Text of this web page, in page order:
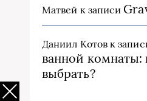
Матвей к записи
Даниил Котовк
ванной комнаты:
выбрать?